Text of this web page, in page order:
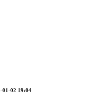
01-02 19:04